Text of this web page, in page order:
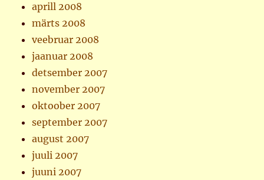
aprill 2008
märts 2008
veebruar 2008
jaanuar 2008
detsember 2007
november 2007
oktoober 2007
september 2007
august 2007
juuli 2007
juuni 2007